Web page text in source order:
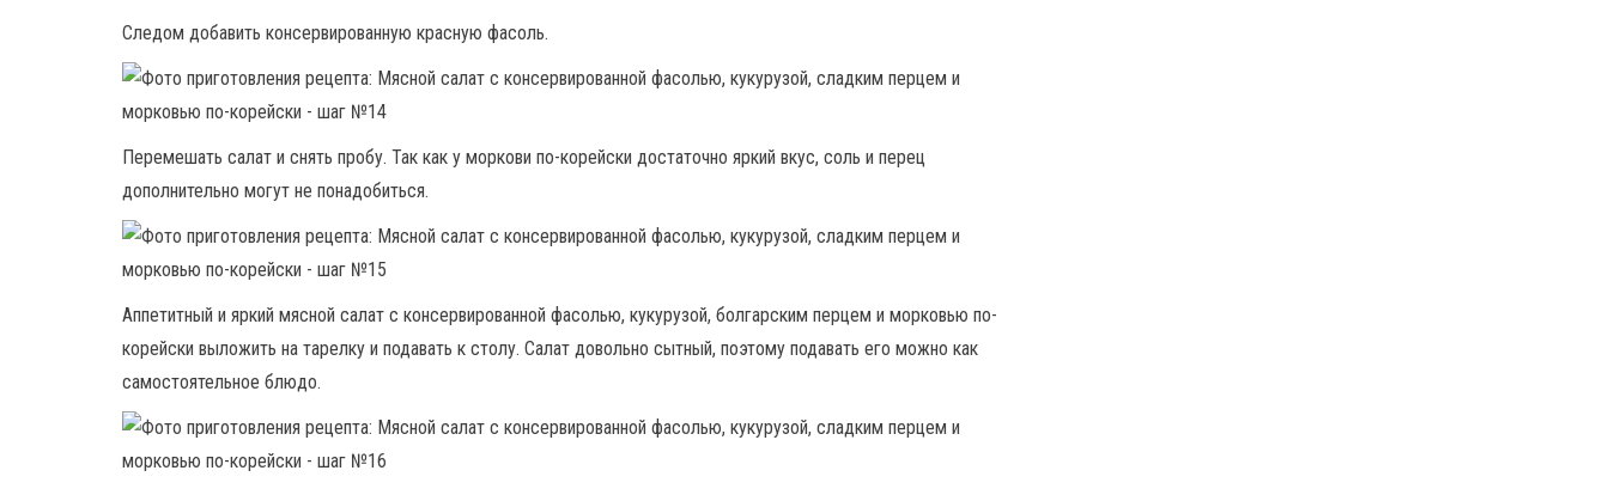
Следом добавить консервированную красную фасоль.
Перемешать салат и снять пробу. Так как у моркови по-корейски достаточно яркий вкус, соль и перец
дополнительно могут не понадобиться.
Аппетитный и яркий мясной салат с консервированной фасолью, кукурузой, болгарским перцем и морковью по-
корейски выложить на тарелку и подавать к столу. Салат довольно сытный, поэтому подавать его можно как
самостоятельное блюдо.